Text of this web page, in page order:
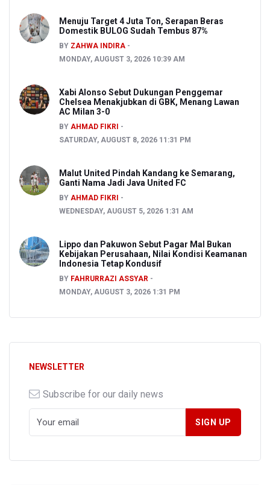
Menuju Target 4 Juta Ton, Serapan Beras
Domestik BULOG Sudah Tembus 87%
BY ZAHWA INDIRA
MONDAY, AUGUST 3, 2026 10:39 AM
Xabi Alonso Sebut Dukungan Penggemar
Chelsea Menakjubkan di GBK, Menang Lawan
AC Milan 3-0
BY AHMAD FIKRI
SATURDAY, AUGUST 8, 2026 11:31 PM
Malut United Pindah Kandang ke Semarang,
Ganti Nama Jadi Java United FC
BY AHMAD FIKRI
WEDNESDAY, AUGUST 5, 2026 1:31 AM
Lippo dan Pakuwon Sebut Pagar Mal Bukan
Kebijakan Perusahaan, Nilai Kondisi Keamanan
Indonesia Tetap Kondusif
BY FAHRURRAZI ASSYAR
MONDAY, AUGUST 3, 2026 1:31 PM
NEWSLETTER
Subscribe for our daily news